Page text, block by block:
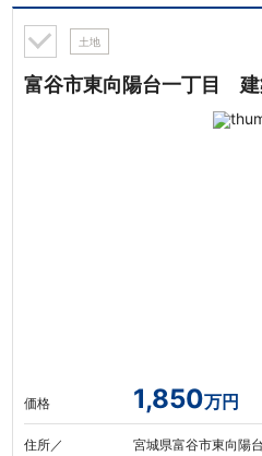
土地
富谷市東向陽台一丁目 建
価格 1,850万円
住所／
宮城県富谷市東向陽